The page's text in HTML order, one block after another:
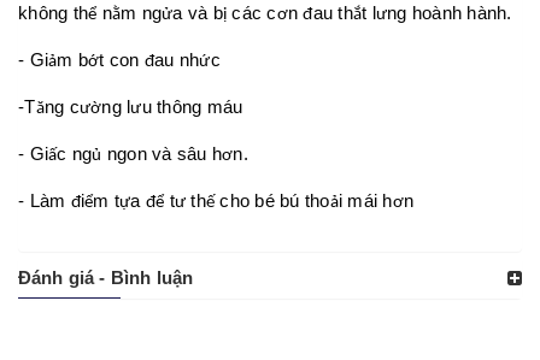
không thể nằm ngửa và bị các cơnđau thắt lưng hoành hành.
- Giảm bớt con đau nhức
-Tăng cường lưu thông máu
- Giấc ngủ ngon và sâu hơn.
- Làm điểm tựa để tư thếcho bé bú thoải mái hơn
Đánh giá - Bình luận